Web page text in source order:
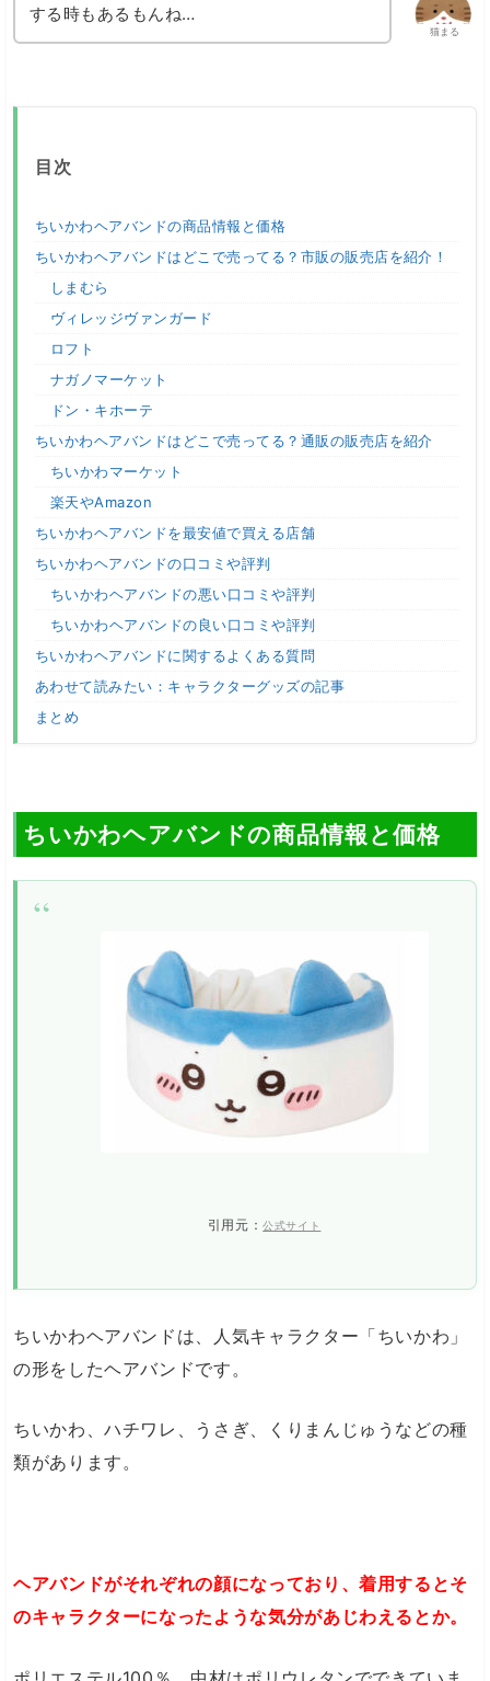
猫まる
する時もあるもんね…
目次
ちいかわヘアバンドの商品情報と価格
ちいかわヘアバンドはどこで売ってる？市販の販売店を紹介！
しまむら
ヴィレッジヴァンガード
ロフト
ナガノマーケット
ドン・キホーテ
ちいかわヘアバンドはどこで売ってる？通販の販売店を紹介
ちいかわマーケット
楽天やAmazon
ちいかわヘアバンドを最安値で買える店舗
ちいかわヘアバンドの口コミや評判
ちいかわヘアバンドの悪い口コミや評判
ちいかわヘアバンドの良い口コミや評判
ちいかわヘアバンドに関するよくある質問
あわせて読みたい：キャラクターグッズの記事
まとめ
ちいかわヘアバンドの商品情報と価格
引用元：公式サイト
ちいかわヘアバンドは、人気キャラクター「ちいかわ」
の形をしたヘアバンドです。
ちいかわ、ハチワレ、うさぎ、くりまんじゅうなどの種
類があります。
ヘアバンドがそれぞれの顔になっており、着用するとそ
のキャラクターになったような気分があじわえるとか。